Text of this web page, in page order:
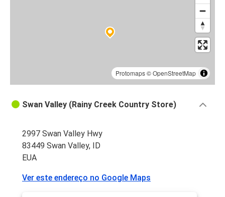
Protomaps©OpenStreetMap
Swan Valley (Rainy Creek Country Store)
2997 Swan Valley Hwy
83449 Swan Valley, ID
EUA
Ver este endereço no Google Maps